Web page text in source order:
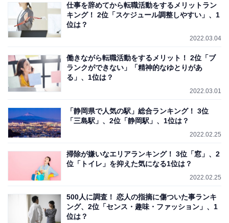
仕事を辞めてから転職活動をするメリットラン
キング！ 2位「スケジュール調整しやすい」、1
位は？
2022.03.04
働きながら転職活動をするメリット！ 2位「ブ
ランクができない」「精神的なゆとりがあ
る」、1位は？
2022.03.01
「静岡県で人気の駅」総合ランキング！ 3位
「三島駅」、2位「静岡駅」、1位は？
2022.02.25
掃除が嫌いなエリアランキング！ 3位「窓」、2
位「トイレ」を抑えた気になる1位は？
2022.02.25
500人に調査！ 恋人の指摘に傷ついた事ランキ
ング、2位「センス・趣味・ファッション」、1
位は？